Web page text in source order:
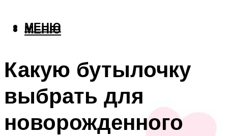
МЕНЮ
МЕНЮ
Какую бутылочку
выбрать для
новорожденного